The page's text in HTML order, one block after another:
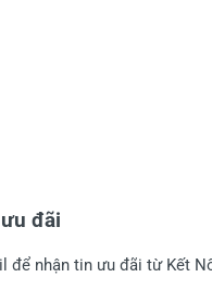
đãi
để nhận tin ưu đãi từ Kết